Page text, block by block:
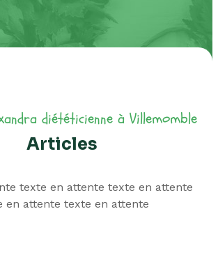
Articles
texte en attente texte en attente
en attente texte en attente